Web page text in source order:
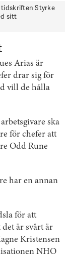
tidskriften Styrke
sitt
Arias är
drar sig för
vill de hålla
ska
för chefer att
Odd Rune
har en annan
för att
är svårt är
Kristensen
NHO